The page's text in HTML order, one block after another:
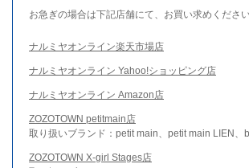
お急ぎの場合は下記店舗にて、お買い求めください
ナルミヤオンライン楽天市場店
ナルミヤオンライン Yahoo!ショッピング店
ナルミヤオンライン Amazon店
ZOZOTOWN petitmain店
取り扱いブランド：petit main、petit main LIEN、
ZOZOTOWN X-girl Stages店